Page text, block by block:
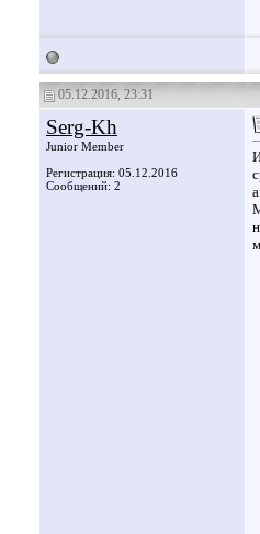
05.12.2016, 23:31
Serg-Kh
Junior Member
Регистрация: 05.12.2016
Сообщений: 2